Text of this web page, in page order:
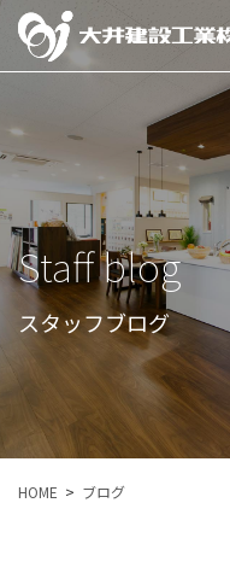
Staff blog
スタッフブログ
HOME ブログ